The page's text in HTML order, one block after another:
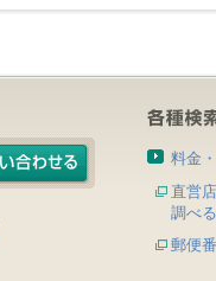
料金
直営
調べる
郵便